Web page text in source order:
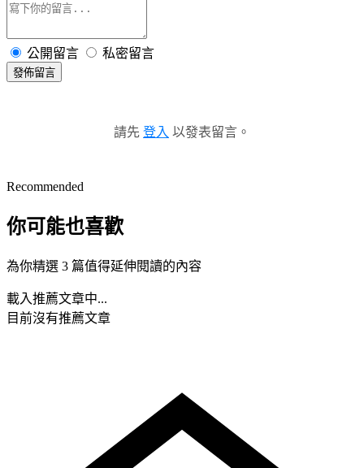
公開留言 私密留言
發佈留言
請先 登入 以發表留言。
Recommended
你可能也喜歡
為你精選 3 篇值得延伸閱讀的內容
載入推薦文章中...
目前沒有推薦文章